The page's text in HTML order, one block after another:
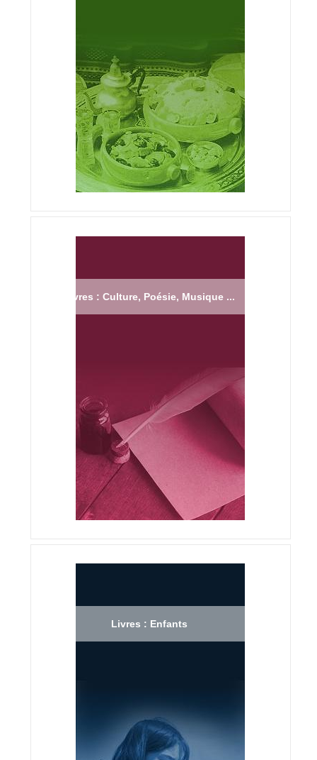
Livres : Culture, Poésie, Musique ...
Livres : Enfants